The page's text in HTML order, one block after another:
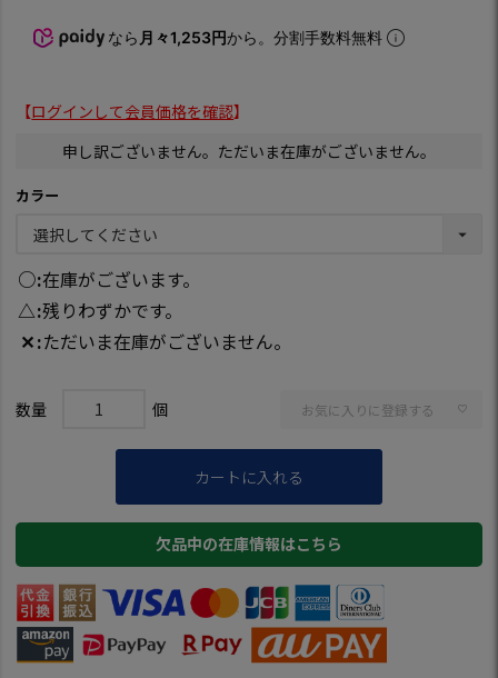
なら 月々1,253円から。分割手数料無料
【ログインして会員価格を確認】
申し訳ございません。ただいま在庫がございません。
カラー
○ 在庫がございます。
△ 残りわずかです。
✕ ただいま在庫がございません。
お気に入りに登録する
カートに入れる
欠品中の在庫情報はこちら